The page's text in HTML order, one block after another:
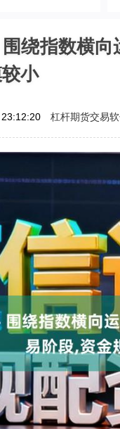
绕指数横
小
杠杆期货交易